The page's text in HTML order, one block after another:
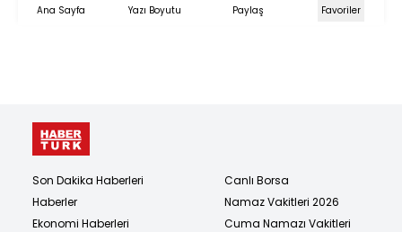
Ana Sayfa Yazı Boyutu Paylaş Favoriler
Son Dakika Haberleri
Haberler
Ekonomi Haberleri
Canlı Borsa
Namaz Vakitleri 2026
Cuma Namazı Vakitleri